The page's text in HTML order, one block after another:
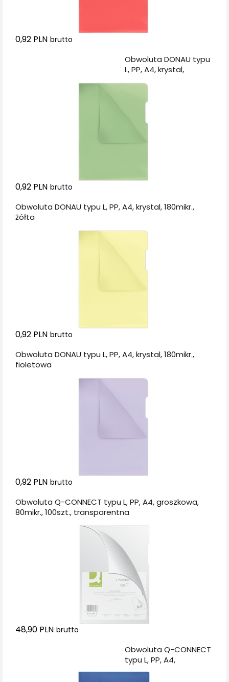
0,92 PLN brutto
Obwoluta DONAU typu
L, PP, A4, krystal,
0,92 PLN brutto
Obwoluta DONAU typu L, PP, A4, krystal, 180mikr.,
żółta
0,92 PLN brutto
Obwoluta DONAU typu L, PP, A4, krystal, 180mikr.,
fioletowa
0,92 PLN brutto
Obwoluta Q-CONNECT typu L, PP, A4, groszkowa,
80mikr., 100szt., transparentna
48,90 PLN brutto
Obwoluta Q-CONNECT
typu L, PP, A4,
groszkowa, 120mikr.,